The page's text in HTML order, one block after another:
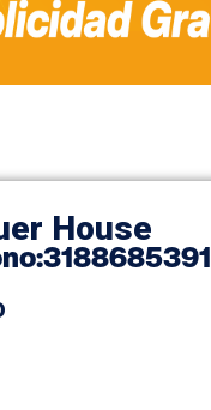
House
:3188685391